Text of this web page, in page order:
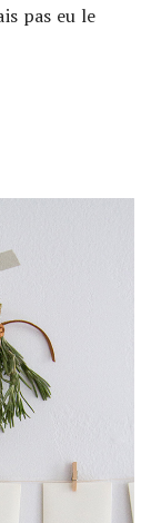
pas eu le